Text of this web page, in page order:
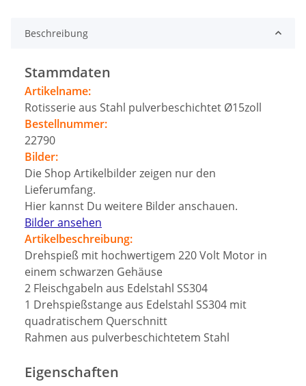
Beschreibung
Stammdaten
Artikelname:
Rotisserie aus Stahl pulverbeschichtet Ø15zoll
Bestellnummer:
22790
Bilder:
Die Shop Artikelbilder zeigen nur den
Lieferumfang.
Hier kannst Du weitere Bilder anschauen.
Bilder ansehen
Artikelbeschreibung:
Drehspieß mit hochwertigem 220 Volt Motor in
einem schwarzen Gehäuse
2 Fleischgabeln aus Edelstahl SS304
1 Drehspießstange aus Edelstahl SS304 mit
quadratischem Querschnitt
Rahmen aus pulverbeschichtetem Stahl
Eigenschaften